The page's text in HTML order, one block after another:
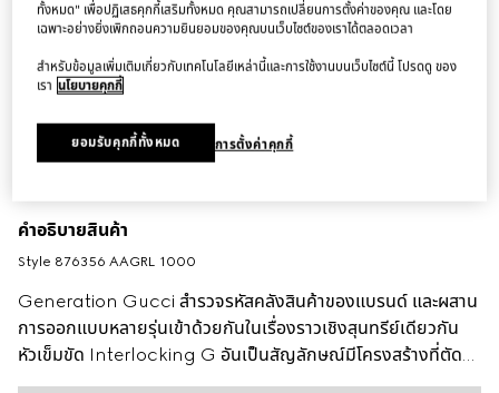
คำอธิบายสินค้า
Style ‎876356 AAGRL 1000
Generation Gucci สำรวจรหัสคลังสินค้าของแบรนด์ และผสาน
การออกแบบหลายรุ่นเข้าด้วยกันในเรื่องราวเชิงสุนทรีย์เดียวกัน
หัวเข็มขัด Interlocking G อันเป็นสัญลักษณ์มีโครงสร้างที่ตัด
ตกแต่งบนเข็มขัดแบบใส่ได้สองด้านนี้เพื่อให้ได้รูปทรงที่เฉพาะ
ทั้งหมด" เพื่อปฏิเสธคุกกี้เสริมทั้งหมด คุณสามารถเปลี่ยนการตั้งค่าของคุณ และโดย
เฉพาะอย่างยิ่งเพิกถอนความยินยอมของคุณบนเว็บไซต์ของเราได้ตลอดเวลา
สำหรับข้อมูลเพิ่มเติมเกี่ยวกับเทคโนโลยีเหล่านี้และการใช้งานบนเว็บไซต์นี้ โปรดดู ของ
เรา นโยบายคุกกี้
การตั้งค่าคุกกี้
ยอมรับคุกกี้ทั้งหมด